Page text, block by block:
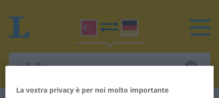
La vostra privacy è per noi molto importante